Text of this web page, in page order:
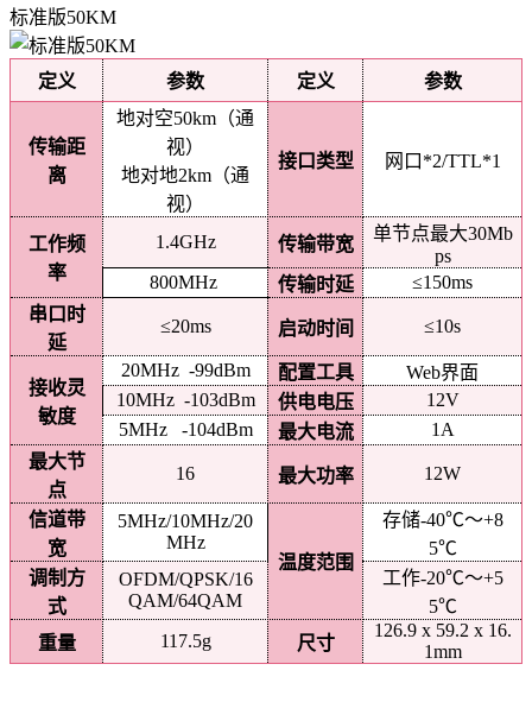
标准版50KM
定义 参数 定义 参数
传输距
离
地对空50km（通
视）
地对地2km（通
视）
接口类型 网口*2/TTL*1
工作频
率
1.4GHz 传输带宽
单节点最大30Mb
ps
800MHz
传输时延
≤150ms
串口时
延
≤20ms 启动时间 ≤10s
接收灵
敏度
20MHz -99dBm 配置工具
Web界面
10MHz -103dBm
供电电压
12V
5MHz -104dBm
最大电流
1A
最大节
点
16 最大功率 12W
信道带
宽
5MHz/10MHz/20
MHz
温度范围
存储-40℃～+8
5℃
调制方
式
OFDM/QPSK/16
QAM/64QAM
工作-20℃～+5
5℃
重量
117.5g 尺寸
126.9 x 59.2 x 16.
1mm